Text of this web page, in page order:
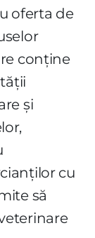
oferta de
conţine
şi
cu
să